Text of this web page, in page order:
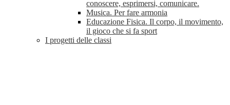
conoscere, esprimersi, comunicare.
Musica. Per fare armonia
Educazione Fisica. Il corpo, il movimento,
il gioco che si fa sport
I progetti delle classi